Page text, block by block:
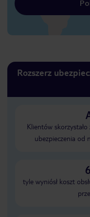
Rozszerz
Klientów
ubezpieczenia od
tyle wyniósł koszt